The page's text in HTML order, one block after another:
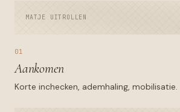
MATJE UITROLLEN
01
Aankomen
Korte inchecken, ademhaling, mobilisatie.